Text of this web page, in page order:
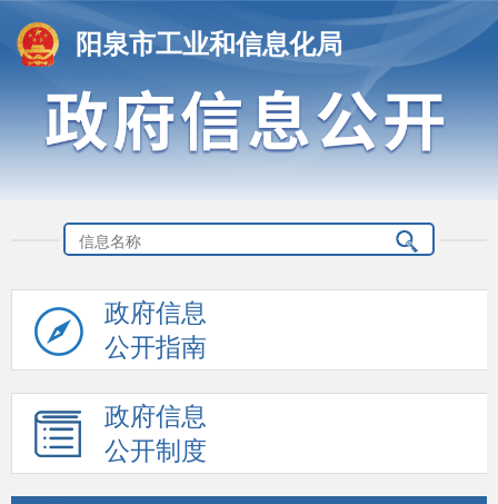
阳泉市工业和信息化局
政府信息
公开指南
政府信息
公开制度